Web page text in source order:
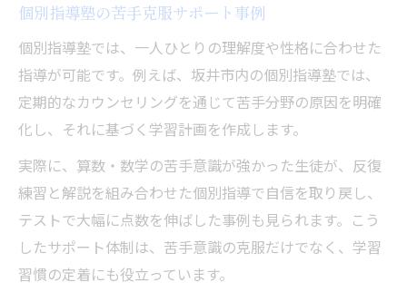
個別指導塾の苦手克服サポート事例
個別指導塾では、一人ひとりの理解度や性格に合わせた
指導が可能です。例えば、坂井市内の個別指導塾では、
定期的なカウンセリングを通じて苦手分野の原因を明確
化し、それに基づく学習計画を作成します。
実際に、算数・数学の苦手意識が強かった生徒が、反復
練習と解説を組み合わせた個別指導で自信を取り戻し、
テストで大幅に点数を伸ばした事例も見られます。こう
したサポート体制は、苦手意識の克服だけでなく、学習
習慣の定着にも役立っています。